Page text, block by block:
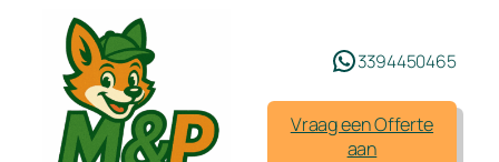
3394450465
Vraag een Offerte
aan